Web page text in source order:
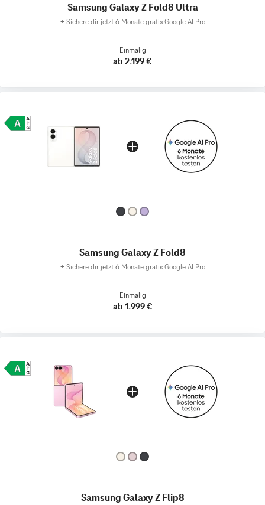
Samsung Galaxy Z Fold8 Ultra
+ Sichere dir jetzt 6 Monate gratis Google AI Pro
Einmalig
ab 2.199 €
Samsung Galaxy Z Fold8
+ Sichere dir jetzt 6 Monate gratis Google AI Pro
Einmalig
ab 1.999 €
Samsung Galaxy Z Flip8